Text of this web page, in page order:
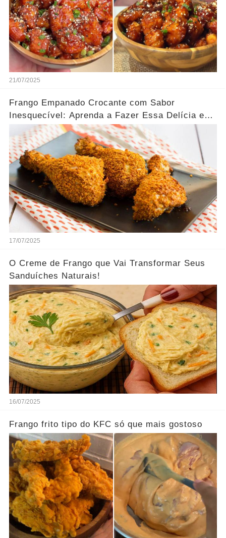
21/07/2025
Frango Empanado Crocante com Sabor
Inesquecível: Aprenda a Fazer Essa Delícia em
Casa!
17/07/2025
O Creme de Frango que Vai Transformar Seus
Sanduíches Naturais!
16/07/2025
Frango frito tipo do KFC só que mais gostoso